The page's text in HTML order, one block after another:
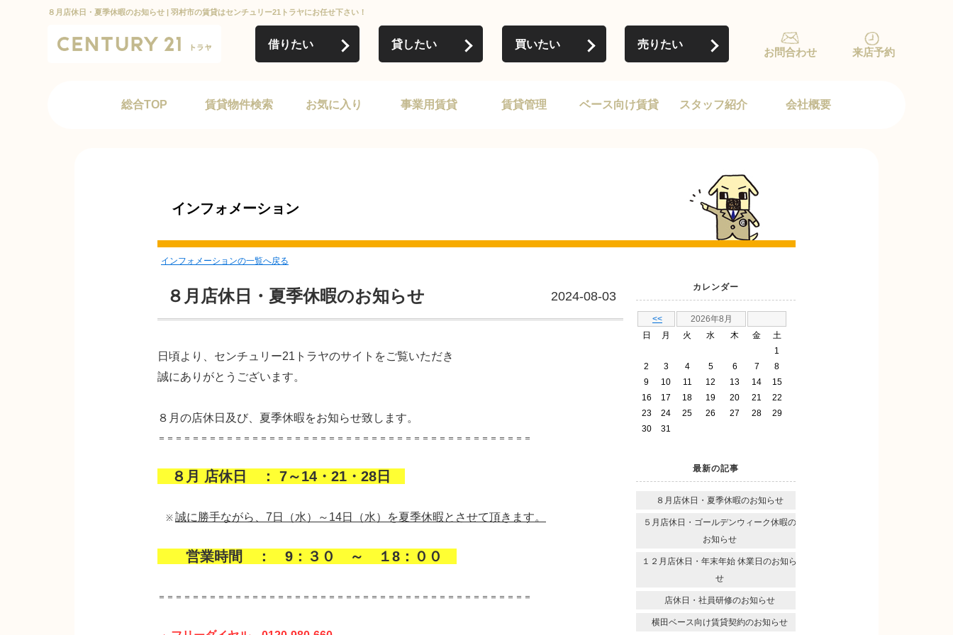
８月店休日・夏季休暇のお知らせ | 羽村市の賃貸はセンチュリー21トラヤにお任せ下さい！
借りたい 貸したい 買いたい 売りたい
お問合わせ 来店予約
総合TOP 賃貸物件検索 お気に入り 事業用賃貸 賃貸管理 ベース向け賃貸 スタッフ紹介 会社概要
インフォメーション
インフォメーションの一覧へ戻る
８月店休日・夏季休暇のお知らせ 2024-08-03
日頃より、センチュリー21トラヤのサイトをご覧いただき
誠にありがとうございます。
８月の店休日及び、夏季休暇をお知らせ致します。
＝＝＝＝＝＝＝＝＝＝＝＝＝＝＝＝＝＝＝＝＝＝＝＝＝＝＝＝＝＝＝＝＝＝＝＝＝＝＝＝＝＝＝＝
８月 店休日 ： 7～14・21・28日
※ 誠に勝手ながら、7日（水）～14日（水）を夏季休暇とさせて頂きます。
営業時間 ： 9：３０ ～ １8：００
＝＝＝＝＝＝＝＝＝＝＝＝＝＝＝＝＝＝＝＝＝＝＝＝＝＝＝＝＝＝＝＝＝＝＝＝＝＝＝＝＝＝＝＝
カレンダー
<<
2026年8月
日
月 火 水 木 金
土
1
2
3 4 5 6 7
8
9
10 11 12 13 14
15
16
17 18 19 20 21
22
23
24 25 26 27 28
29
30
31
最新の記事
８月店休日・夏季休暇のお知らせ
５月店休日・ゴールデンウィーク休暇の
お知らせ
１２月店休日・年末年始 休業日のお知ら
せ
店休日・社員研修のお知らせ
横田ベース向け賃貸契約のお知らせ